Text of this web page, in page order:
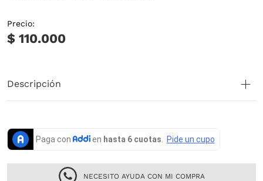
Precio:
$ 110.000
Descripción
NECESITO AYUDA CON MI COMPRA